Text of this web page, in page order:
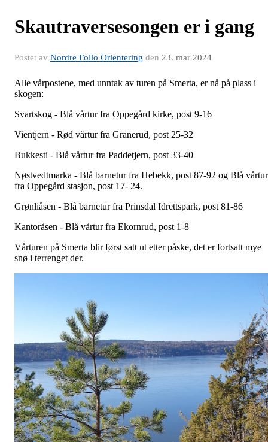
Skautraversesongen er i gang
Postet av Nordre Follo Orientering den 23. mar 2024
Alle vårpostene, med unntak av turen på Smerta, er nå på plass i
skogen:
Svartskog - Blå vårtur fra Oppegård kirke, post 9-16
Vientjern - Rød vårtur fra Granerud, post 25-32
Bukkesti - Blå vårtur fra Paddetjern, post 33-40
Nøstvedtmarka - Blå barnetur fra Hebekk, post 87-92 og Blå vårtur
fra Oppegård stasjon, post 17- 24.
Grønliåsen - Blå barnetur fra Prinsdal Idrettspark, post 81-86
Kantoråsen - Blå vårtur fra Ekornrud, post 1-8
Vårturen på Smerta blir først satt ut etter påske, det er fortsatt mye
snø i terrenget der.